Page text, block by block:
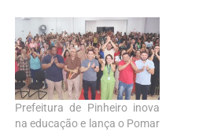
Prefeitura de Pinheiro inova
na educação e lança o Pomar